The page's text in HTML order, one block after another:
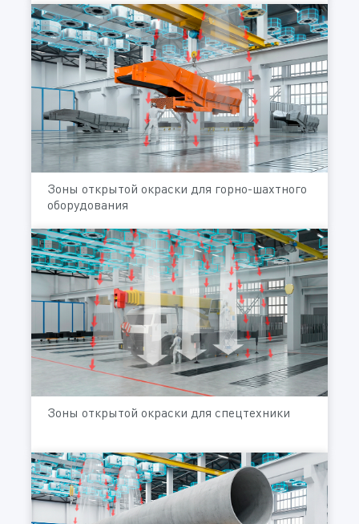
Зоны открытой окраски для горно-шахтного
оборудования
Зоны открытой окраски для спецтехники